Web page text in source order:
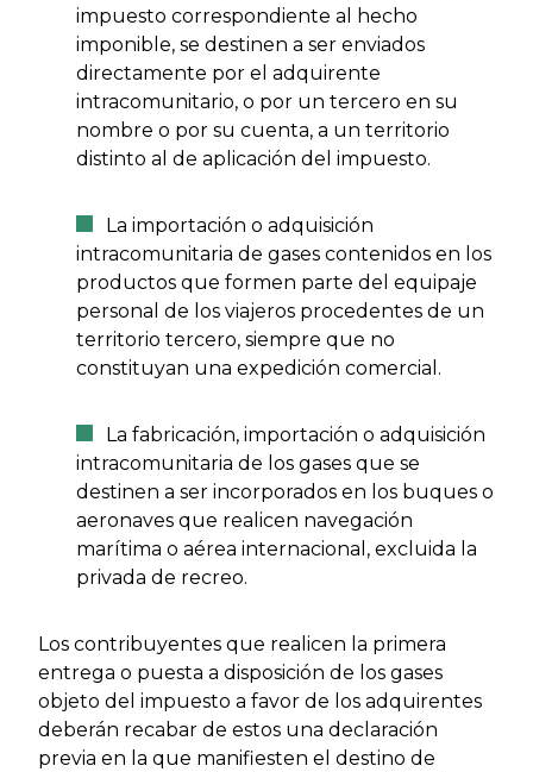
impuesto correspondiente al hecho
imponible, se destinen a ser enviados
directamente por el adquirente
intracomunitario, o por un tercero en su
nombre o por su cuenta, a un territorio
distinto al de aplicación del impuesto.
La importación o adquisición
intracomunitaria de gases contenidos en los
productos que formen parte del equipaje
personal de los viajeros procedentes de un
territorio tercero, siempre que no
constituyan una expedición comercial.
La fabricación, importación o adquisición
intracomunitaria de los gases que se
destinen a ser incorporados en los buques o
aeronaves que realicen navegación
marítima o aérea internacional, excluida la
privada de recreo.
Los contribuyentes que realicen la primera
entrega o puesta a disposición de los gases
objeto del impuesto a favor de los adquirentes
deberán recabar de estos una declaración
previa en la que manifiesten el destino de